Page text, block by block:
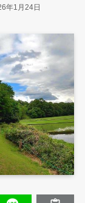
年1月24日